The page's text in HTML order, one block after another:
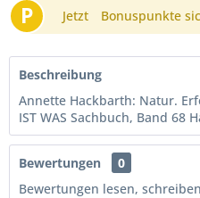
P Jetzt Bonuspunkte
Beschreibung
Annette Hackbarth: Natur.
IST WAS Sachbuch, Band 68
Bewertungen
0
Bewertungen lesen,